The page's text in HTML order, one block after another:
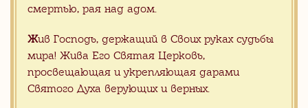
35.00 $ / м.п.
Мраморная кайма, борд из мраморной
мозаики для пола
смертью, рая над адом.
Жив Господь, держащий в Своих руках судьбы
мира! Жива Его Святая Церковь,
просвещающая и укрепляющая дарами
Святого Духа верующих и верных.